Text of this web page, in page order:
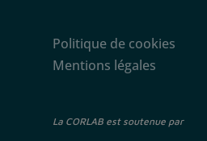
Politique de cookies
Mentions légales
La CORLAB est soutenue par